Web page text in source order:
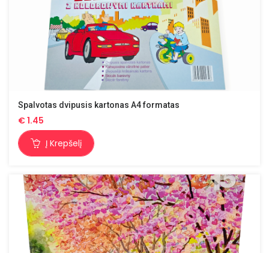
Spalvotas dvipusis kartonas A4 formatas
€1.45
Į Krepšelį